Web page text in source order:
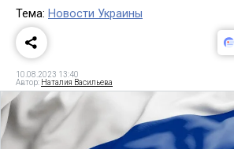
Тема: Новости Украины
10.08.2023 13:40
Автор: Наталия Васильева